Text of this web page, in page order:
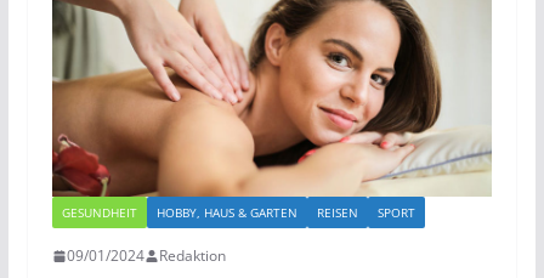
GESUNDHEIT HOBBY, HAUS & GARTEN REISEN SPORT
09/01/2024 Redaktion